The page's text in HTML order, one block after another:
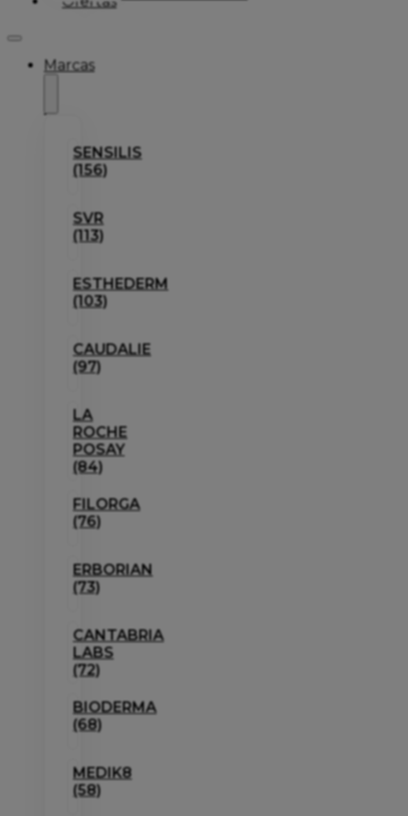
Marcas
SENSILIS
(156)
SVR
(113)
ESTHEDERM
(103)
CAUDALIE
(97)
LA
ROCHE
POSAY
(84)
FILORGA
(76)
ERBORIAN
(73)
CANTABRIA
LABS
(72)
BIODERMA
(68)
MEDIK8
(58)